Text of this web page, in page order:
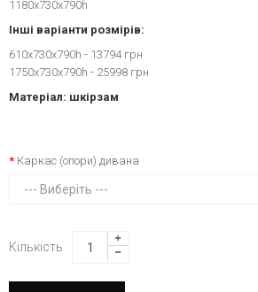
1180x730x790h
Інші варіанти розмірів:
610x730x790h - 13794 грн
1750x730x790h - 25998 грн
Матеріал: шкірзам
Каркас (опори) дивана
Кількість